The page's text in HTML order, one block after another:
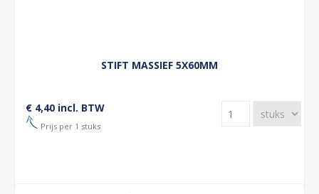
STIFT MASSIEF 5X60MM
€ 4,40 incl. BTW
Prijs per 1 stuks